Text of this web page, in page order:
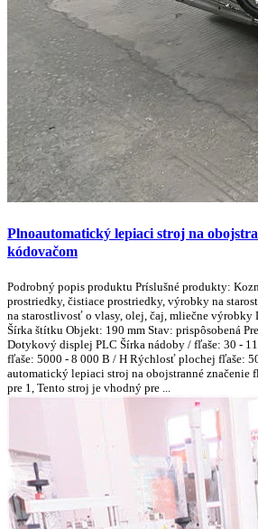
Plnoautomatický lepiaci stroj na
kódovačom
Podrobný popis produktu Príslušné produkty:
prostriedky, čistiace prostriedky, výrobky na
na starostlivosť o vlasy, olej, čaj, mliečne výrobky
Šírka štítku Objekt: 190 mm Stav: prispôsobená
Dotykový displej PLC Šírka nádoby / fľaše: 30 -
fľaše: 5000 - 8 000 B / H Rýchlosť plochej fľaše:
automatický lepiaci stroj na obojstranné značenie
pre 1, Tento stroj je vhodný pre ...